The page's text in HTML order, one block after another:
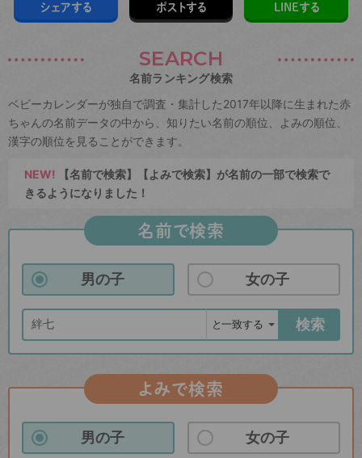
シェアする ポストする LINEする
SEARCH
名前ランキング検索
ベビーカレンダーが独自で調査・集計した2017年以降に生まれた赤
ちゃんの名前データの中から、知りたい名前の順位、よみの順位、
漢字の順位を見ることができます。
NEW! 【名前で検索】【よみで検索】が名前の一部で検索で
きるようになりました！
名前で検索
男の子 女の子
検索
よみで検索
男の子 女の子